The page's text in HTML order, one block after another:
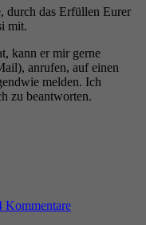
durch das Erfüllen Eurer
mit.
kann er mir gerne
anrufen, auf einen
melden. Ich
zu beantworten.
Kommentare–